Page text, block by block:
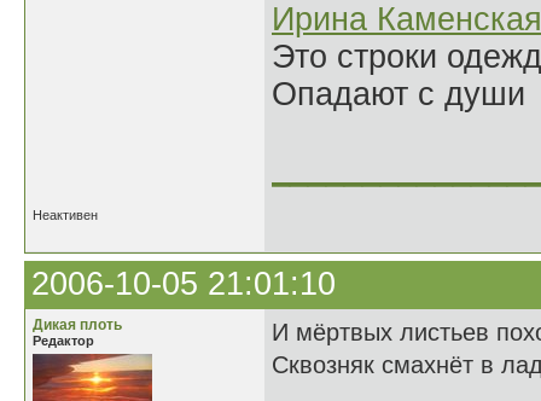
Ирина Каменская
Это строки
Опадают с души
Неактивен
2006-10-05 21:01:10
Дикая плоть
Редактор
И мёртвых листьев
Сквозняк смахнёт в